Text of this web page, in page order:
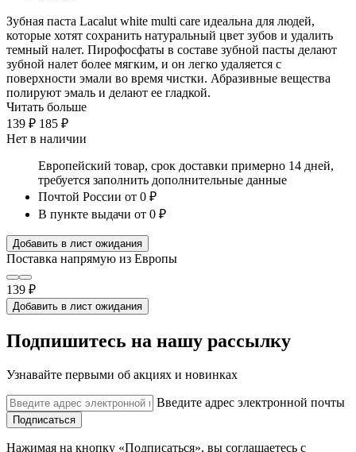
Зубная паста Lacalut white multi care идеальна для людей,
которые хотят сохранить натуральный цвет зубов и удалить
темный налет. Пирофосфаты в составе зубной пасты делают
зубной налет более мягким, и он легко удаляется с
поверхности эмали во время чистки. Абразивные вещества
полируют эмаль и делают ее гладкой.
Читать больше
139 ₽ 185 ₽
Нет в наличии
Европейский товар, срок доставки примерно 14 дней,
требуется заполнить дополнительные данные
Почтой России от 0 ₽
В пункте выдачи от 0 ₽
Добавить в лист ожидания
Поставка напрямую из Европы
139 ₽
Добавить в лист ожидания
Подпишитесь на нашу рассылку
Узнавайте первыми об акциях и новинках
Введите адрес электронной почты
Подписаться
Нажимая на кнопку «Подписаться», вы соглашаетесь с